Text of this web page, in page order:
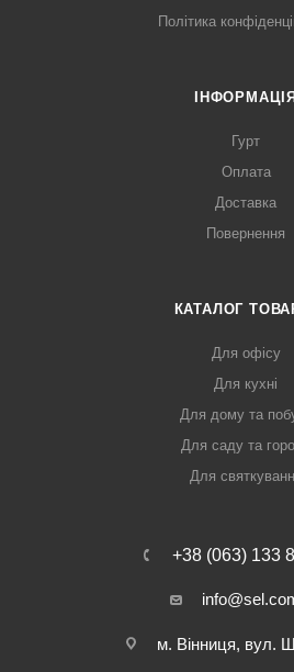
Політика
ІНФОРМАЦІЯ
Гурт
Оплата
Доставка
Повернення
КАТАЛОГ
Для офісу
Для кухні
Для дому та
Для саду та
Для
+38 (063) 133
м. Вінниця, вул.